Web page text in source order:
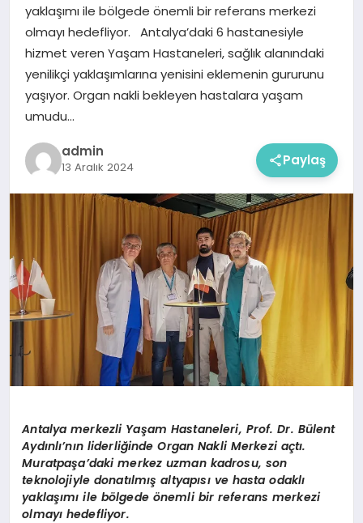
yaklaşımı ile bölgede önemli bir referans merkezi
olmayı hedefliyor. Antalya’daki 6 hastanesiyle
hizmet veren Yaşam Hastaneleri, sağlık alanındaki
yenilikçi yaklaşımlarına yenisini eklemenin gururunu
yaşıyor. Organ nakli bekleyen hastalara yaşam
umudu…
admin
13 Aralık 2024 Paylaş
Antalya merkezli Yaşam Hastaneleri, Prof. Dr. Bülent
Aydınlı’nın liderliğinde Organ Nakli Merkezi açtı.
Muratpaşa’daki merkez uzman kadrosu, son
teknolojiyle donatılmış altyapısı ve hasta odaklı
yaklaşımı ile bölgede önemli bir referans merkezi
olmayı hedefliyor.